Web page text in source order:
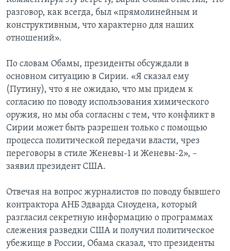
разговор, как всегда, был «прямолинейным и
конструктивным, что характерно для наших
отношений».
По словам Обамы, президенты обсуждали в
основном ситуацию в Сирии. «Я сказал ему
(Путину), что я не ожидаю, что мы придем к
согласию по поводу использования химического
оружия, но мы оба согласны с тем, что конфликт в
Сирии может быть разрешен только с помощью
процесса политической передачи власти, чрез
переговоры в стиле Женевы-1 и Женевы-2», –
заявил президент США.
Отвечая на вопрос журналистов по поводу бывшего
контрактора АНБ Эдварда Сноудена, который
разгласил секретную информацию о программах
слежения разведки США и получил политическое
убежище в России, Обама сказал, что президенты